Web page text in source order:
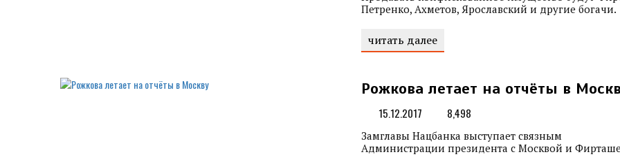
Петренко, Ахметов, Ярославский и другие богачи.
читать далее
Рожкова летает на отчёты в
15.12.2017 8,498
Замглавы Нацбанка выступает связным
Администрации президента с Москвой и